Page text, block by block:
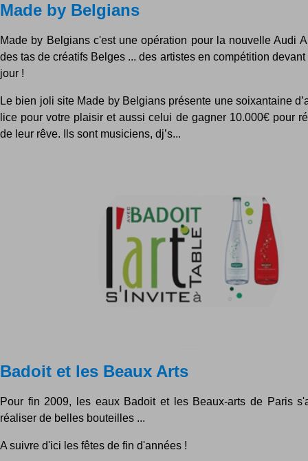
Made by Belgians
Made by Belgians c'est une opération pour la nouvelle Audi
des tas de créatifs Belges ... des artistes en compétition
jour !
Le bien joli site Made by Belgians présente une soixantaine
lice pour votre plaisir et aussi celui de gagner 10.000€ pour
de leur rêve. Ils sont musiciens, dj’s...
Badoit et les Beaux Arts
Pour fin 2009, les eaux Badoit et les Beaux-arts de Paris
réaliser de belles bouteilles ...
A suivre d'ici les fêtes de fin d'années !